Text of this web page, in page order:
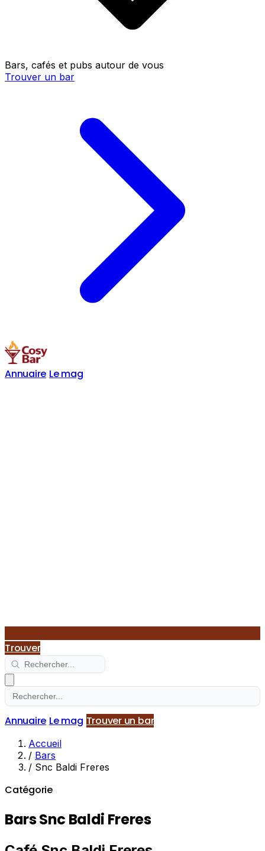
Bars, cafés et pubs autour de vous
Trouver un bar
Annuaire Le mag
Trouver
Annuaire Le mag Trouver un bar
Accueil
/ Bars
/ Snc Baldi Freres
Catégorie
Bars Snc Baldi Freres